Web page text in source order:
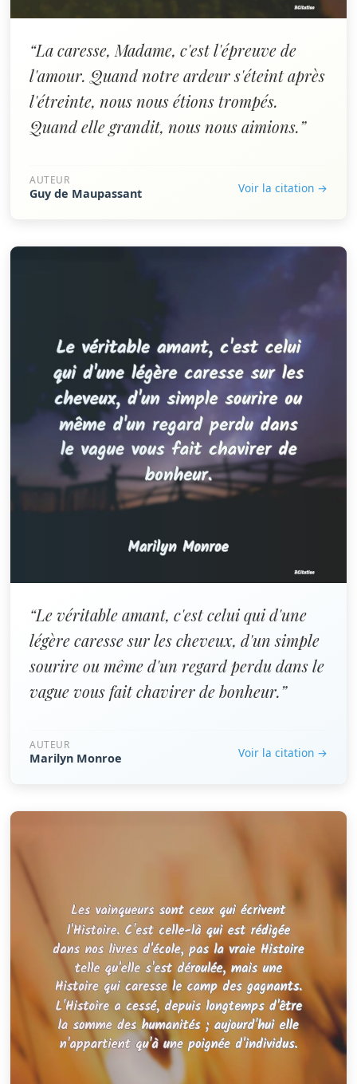
“La caresse, Madame, c'est l'épreuve de
l'amour. Quand notre ardeur s'éteint après
l'étreinte, nous nous étions trompés.
Quand elle grandit, nous nous aimions.”
AUTEUR
Guy de Maupassant Voir la citation →
“Le véritable amant, c'est celui qui d'une
légère caresse sur les cheveux, d'un simple
sourire ou même d'un regard perdu dans le
vague vous fait chavirer de bonheur.”
AUTEUR
Marilyn Monroe Voir la citation →